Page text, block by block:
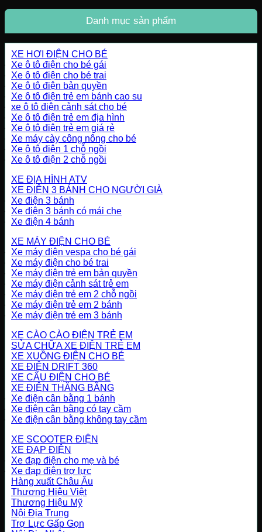
Danh mục sản phẩm
XE HƠI ĐIỆN CHO BÉ
Xe ô tô điện cho bé gái
Xe ô tô điện cho bé trai
Xe ô tô điện bản quyền
Xe ô tô điện trẻ em bánh cao su
xe ô tô điện cảnh sát cho bé
Xe ô tô điện trẻ em địa hình
Xe ô tô điện trẻ em giá rẻ
Xe máy cày công nông cho bé
Xe ô tô điện 1 chỗ ngồi
Xe ô tô điện 2 chỗ ngồi
XE ĐỊA HÌNH ATV
XE ĐIỆN 3 BÁNH CHO NGƯỜI GIÀ
Xe điện 3 bánh
Xe điện 3 bánh có mái che
Xe điện 4 bánh
XE MÁY ĐIỆN CHO BÉ
Xe máy điện vespa cho bé gái
Xe máy điện cho bé trai
Xe máy điện trẻ em bản quyền
Xe máy điện cảnh sát trẻ em
Xe máy điện trẻ em 2 chỗ ngồi
Xe máy điện trẻ em 2 bánh
Xe máy điện trẻ em 3 bánh
XE CÀO CÀO ĐIỆN TRẺ EM
SỬA CHỮA XE ĐIỆN TRẺ EM
XE XUỒNG ĐIỆN CHO BÉ
XE ĐIỆN DRIFT 360
XE CẨU ĐIỆN CHO BÉ
XE ĐIỆN THĂNG BẰNG
Xe điện cân bằng 1 bánh
Xe điện cân bằng có tay cầm
Xe điện cân bằng không tay cầm
XE SCOOTER ĐIỆN
XE ĐẠP ĐIỆN
Xe đạp điện cho mẹ và bé
Xe đạp điện trợ lực
Hàng xuất Châu Âu
Thương Hiệu Việt
Thương Hiệu Mỹ
Nội Địa Trung
Trợ Lực Gấp Gọn